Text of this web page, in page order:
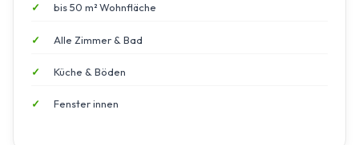
bis 50 m² Wohnfläche
Alle Zimmer & Bad
Küche & Böden
Fenster innen